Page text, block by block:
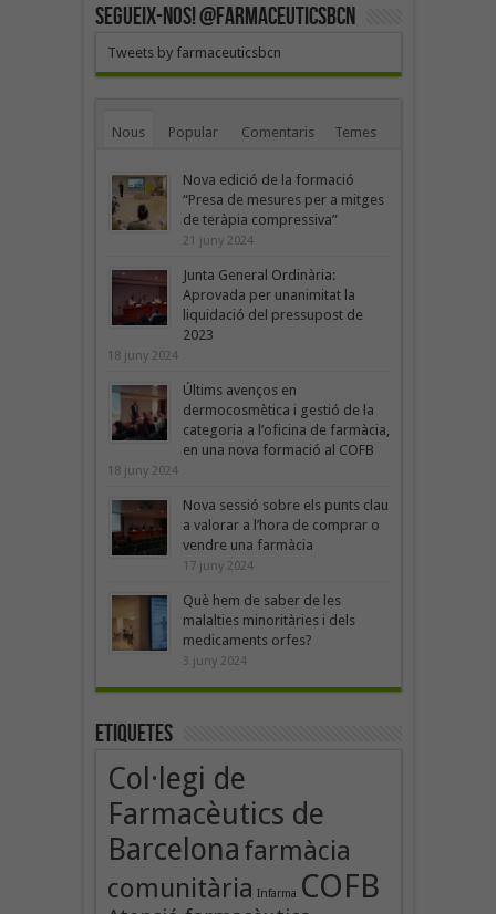
SEGUEIX-NOS! @farmaceuticsbcn
Tweets by farmaceuticsbcn
Nous Popular Comentaris Temes
Nova edició de la formació
“Presa de mesures per a mitges
de teràpia compressiva”
21 juny 2024
Junta General Ordinària:
Aprovada per unanimitat la
liquidació del pressupost de
2023
18 juny 2024
Últims avenços en
dermocosmètica i gestió de la
categoria a l’oficina de farmàcia,
en una nova formació al COFB
18 juny 2024
Nova sessió sobre els punts clau
a valorar a l’hora de comprar o
vendre una farmàcia
17 juny 2024
Què hem de saber de les
malalties minoritàries i dels
medicaments orfes?
3 juny 2024
Etiquetes
Col·legi de
Farmacèutics de
Barcelona farmàcia
comunitària Infarma COFB